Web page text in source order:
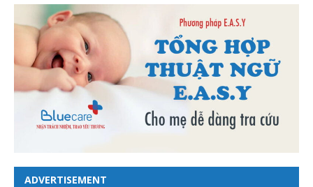
ADVERTISEMENT